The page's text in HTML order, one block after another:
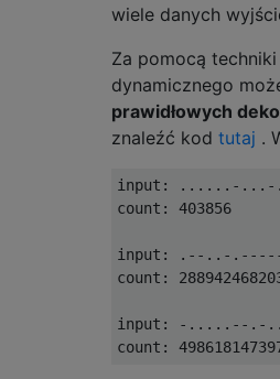
wiele danych
Za pomocą
dynamicznego
prawidłowych
znaleźć kod tutaj .
input: ......-
count: 403856
input: .--..-
count:
input: -.....--